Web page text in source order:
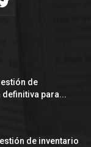
de
para...
de inventario